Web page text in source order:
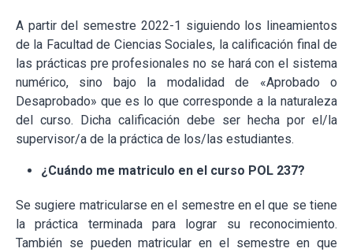
A partir del semestre 2022-1 siguiendo los lineamientos
de la Facultad de Ciencias Sociales, la calificación final de
las prácticas pre profesionales no se hará con el sistema
numérico, sino bajo la modalidad de «Aprobado o
Desaprobado» que es lo que corresponde a la naturaleza
del curso. Dicha calificación debe ser hecha por el/la
supervisor/a de la práctica de los/las estudiantes.
¿Cuándo me matriculo en el curso POL 237?
Se sugiere matricularse en el semestre en el que se tiene
la práctica terminada para lograr su reconocimiento.
También se pueden matricular en el semestre en que